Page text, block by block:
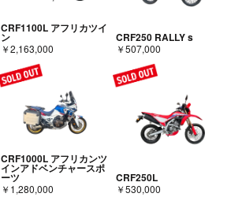
CRF1100L アフリカツイ
ン
￥2,163,000
CRF250 RALLY s
￥507,000
CRF1000L アフリカンツ
インアドベンチャースポ
ーツ
￥1,280,000
CRF250L
￥530,000